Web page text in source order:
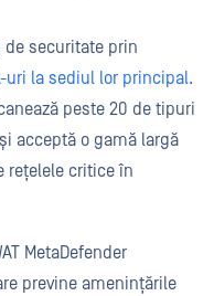
de securitate prin
uri la sediul lor principal.
peste 20 de tipuri
acceptă o gamă largă
rețelele critice în
MetaDefender
previne amenințările